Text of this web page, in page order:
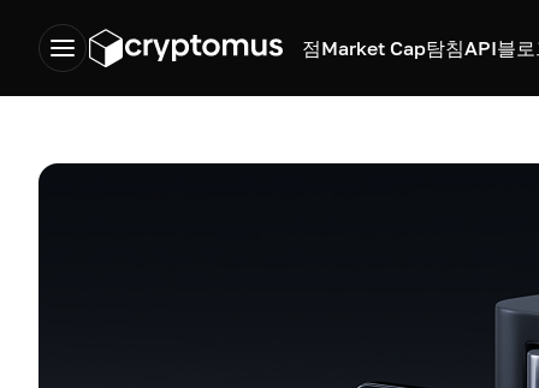
점Market Cap탐침API블